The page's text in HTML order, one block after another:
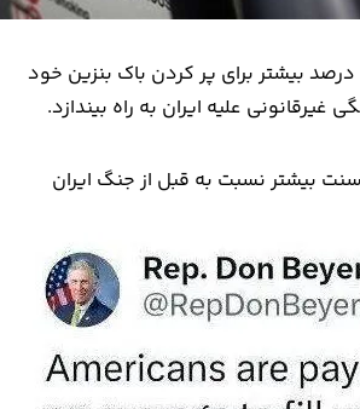
دون بیر نماینده کنگره آمریکا در فضای مجازی نوشت: آمریکایی‌ها به طور متوسط ۳۵ درصد بیشتر برای پر کردن باک بنزین خود
علیه ایران به راه بیندازد.
به گفته وی هم اکنون آمریکایی ها برای پر کردن یک خودرو سواری باید ۱۳ دلار و ۴۶ سنت بیشتر نسبت به قبل از جنگ ایران